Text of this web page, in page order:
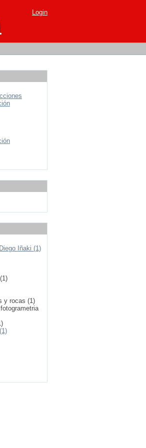
Login
Iñaki (1)
y rocas (1)